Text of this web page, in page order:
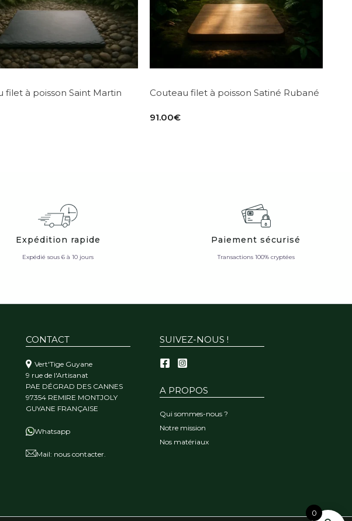
filet à poisson Saint Martin
Couteau filet à poisson Satiné Rubané
91.00€
Expédition rapide
Expédié sous 6 à 10 jours
Paiement sécurisé
Transactions 100% cryptées
CONTACT
Vert'Tige Guyane
9 rue de l'Artisanat
PAE DÉGRAD DES CANNES
97354 REMIRE MONTJOLY
GUYANE FRANÇAISE
Whatsapp
Mail: nous contacter.
SUIVEZ-NOUS !
A PROPOS
Qui sommes-nous ?
Notre mission
Nos matériaux
0